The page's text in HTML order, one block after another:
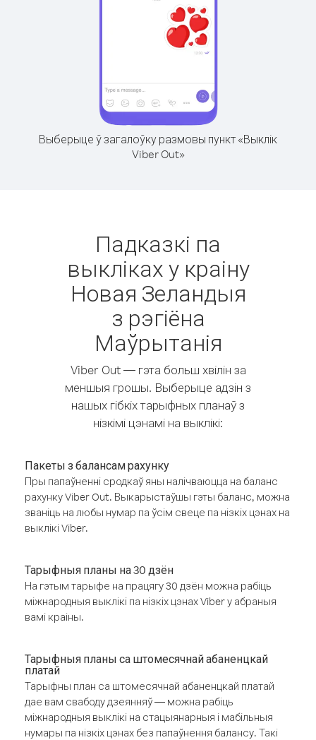
Выберыце ў загалоўку размовы пункт «Выклік
Viber Out»
Падказкі па
выкліках у краіну
Новая Зеландыя
з рэгіёна
Маўрытанія
Viber Out — гэта больш хвілін за
меншыя грошы. Выберыце адзін з
нашых гібкіх тарыфных планаў з
нізкімі цэнамі на выклікі:
Пакеты з балансам рахунку
Пры папаўненні сродкаў яны налічваюцца на баланс
рахунку Viber Out. Выкарыстаўшы гэты баланс, можна
званіць на любы нумар па ўсім свеце па нізкіх цэнах на
выклікі Viber.
Тарыфныя планы на 30 дзён
На гэтым тарыфе на працягу 30 дзён можна рабіць
міжнародныя выклікі па нізкіх цэнах Viber у абраныя
вамі краіны.
Тарыфныя планы са штомесячнай абаненцкай
платай
Тарыфны план са штомесячнай абаненцкай платай
дае вам свабоду дзеянняў — можна рабіць
міжнародныя выклікі на стацыянарныя і мабільныя
нумары па нізкіх цэнах без папаўнення балансу. Такі